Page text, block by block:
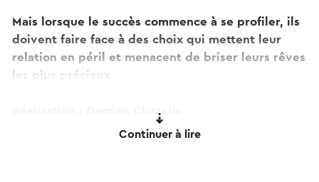
Mais lorsque le succès commence à se profiler, ils
doivent faire face à des choix qui mettent leur
relation en péril et menacent de briser leurs rêves
les plus précieux.
Réalisation : Damien Chazelle
Acteurs : Emma Stone, Ryan Gosling et John
Continuer à lire